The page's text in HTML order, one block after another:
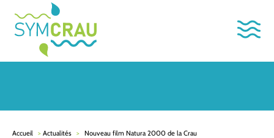
Accueil > Actualités > Nouveau film Natura 2000 de la Crau